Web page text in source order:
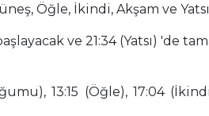
Öğle, İkindi, Akşam ve
ve 21:34 (Yatsı) 'de
13:15 (Öğle), 17:04